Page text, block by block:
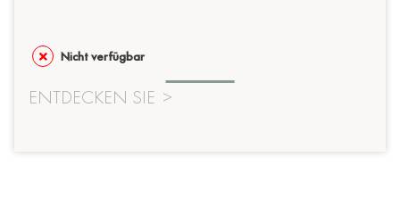
Nicht verfügbar
ENTDECKEN SIE >